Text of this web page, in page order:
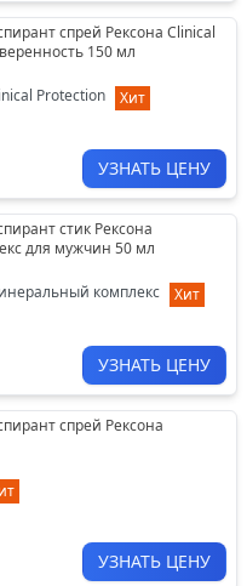
спрей Рексона Clinical
150 мл
Protection
Хит
УЗНАТЬ ЦЕНУ
стик Рексона
для мужчин 50 мл
комплекс
Хит
УЗНАТЬ ЦЕНУ
спрей Рексона
УЗНАТЬ ЦЕНУ